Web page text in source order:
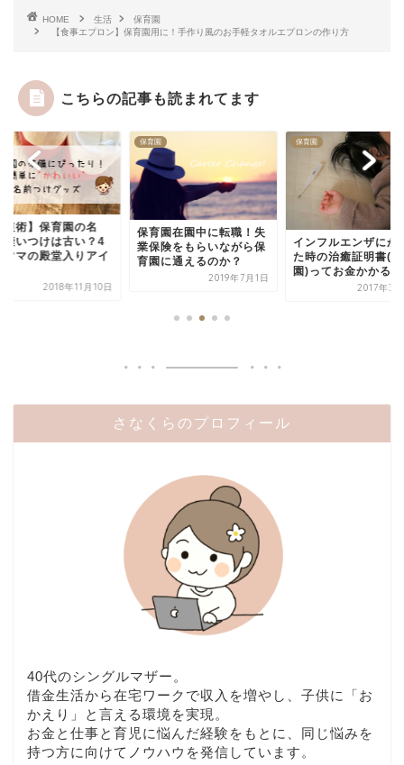
HOME 生活
保育園
【食事エプロン】保育園用に！手作り風のお手軽タオルエプロンの作り方
こちらの記事も読まれてます
短術】保育園の名
縫いつけは古い？4
ママの殿堂入りアイ
2018年11月10日
保育園
保育園在園中に転職！失
業保険をもらいながら保
育園に通えるのか？
2019年7月1日
保育園
インフルエンザにか
た時の治癒証明書(
園)ってお金かかる
2017年3
さなくらのプロフィール
40代のシングルマザー。
借金生活から在宅ワークで収入を増やし、子供に「お
かえり」と言える環境を実現。
お金と仕事と育児に悩んだ経験をもとに、同じ悩みを
持つ方に向けてノウハウを発信しています。